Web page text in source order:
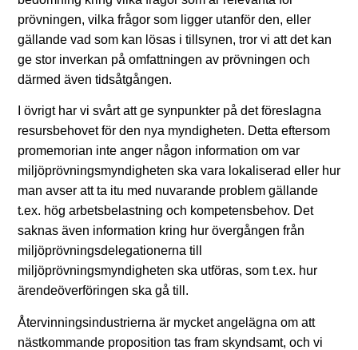
prövningen, vilka frågor som ligger utanför den, eller
gällande vad som kan lösas i tillsynen, tror vi att det kan
ge stor inverkan på omfattningen av prövningen och
därmed även tidsåtgången.
I övrigt har vi svårt att ge synpunkter på det föreslagna
resursbehovet för den nya myndigheten. Detta eftersom
promemorian inte anger någon information om var
miljöprövningsmyndigheten ska vara lokaliserad eller hur
man avser att ta itu med nuvarande problem gällande
t.ex. hög arbetsbelastning och kompetensbehov. Det
saknas även information kring hur övergången från
miljöprövningsdelegationerna till
miljöprövningsmyndigheten ska utföras, som t.ex. hur
ärendeöverföringen ska gå till.
Återvinningsindustrierna är mycket angelägna om att
nästkommande proposition tas fram skyndsamt, och vi